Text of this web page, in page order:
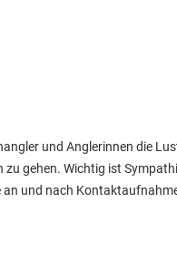
und Anglerinnen die
gehen. Wichtig ist
und nach